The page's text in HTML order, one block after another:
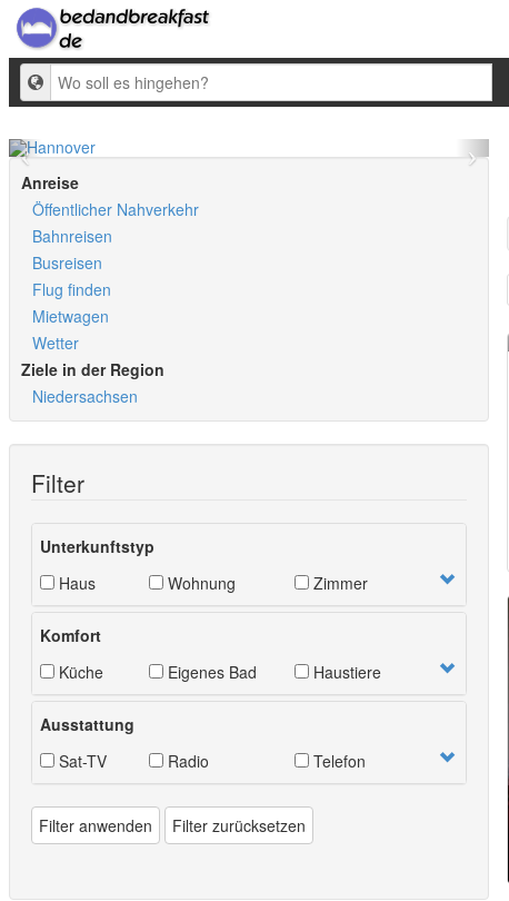
Ziel
Anreise
Öffentlicher Nahverkehr
Bahnreisen
Busreisen
Flug finden
Mietwagen
Wetter
Ziele in der Region
Niedersachsen
Filter
Unterkunftstyp
Haus
Wohnung Zimmer
Komfort
Küche
Eigenes Bad Haustiere
Ausstattung
Sat-TV
Radio Telefon
Filter anwenden Filter zurücksetzen